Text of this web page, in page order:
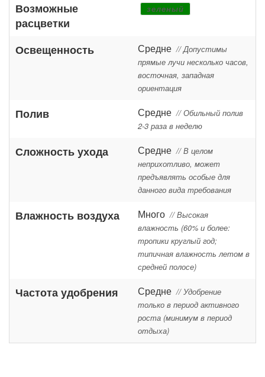
Возможные
расцветки
зеленый
Освещенность Средне // Допустимы
прямые лучи несколько часов,
восточная, западная
ориентация
Полив Средне // Обильный полив
2-3 раза в неделю
Сложность ухода Средне // В целом
неприхотливо, может
предъявлять особые для
данного вида требования
Влажность воздуха Много // Высокая
влажность (60% и более:
тропики круглый год;
типичная влажность летом в
средней полосе)
Частота удобрения Средне // Удобрение
только в период активного
роста (минимум в период
отдыха)